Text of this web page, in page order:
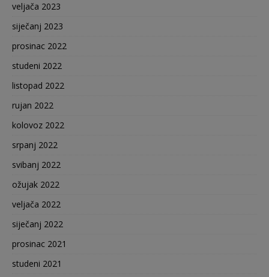
veljača 2023
siječanj 2023
prosinac 2022
studeni 2022
listopad 2022
rujan 2022
kolovoz 2022
srpanj 2022
svibanj 2022
ožujak 2022
veljača 2022
siječanj 2022
prosinac 2021
studeni 2021